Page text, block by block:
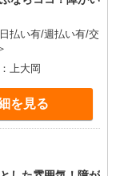
払い有/週払い有/交
上大岡
を見る